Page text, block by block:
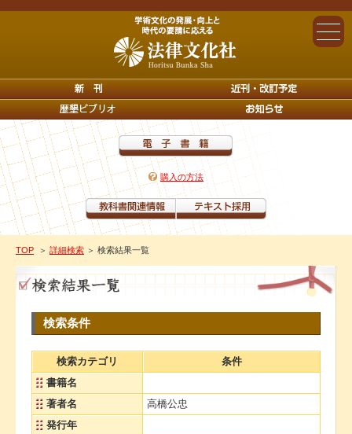
購入の方法
TOP ＞ 詳細検索 ＞ 検索結果一覧
検索条件
検索カテゴリ
条件
書籍名
著者名
高橋公忠
発行年